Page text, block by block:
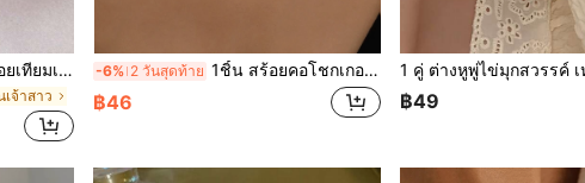
รียบง่าย (สำหรับผู้หญิง)
จ้าสาว
-6% 2 วันสุดท้าย 1ชิ้น สร้อยคอโชกเกอร์โลลิต้าฤดูใบไม้ผลิ/ฤดูร้อน สายคอโกธิค เหมาะสำหรับสวมใส่ในวันวาเลนไทน์และมอบเป็นของขวัญให้เพื่อน
฿46 ฿49